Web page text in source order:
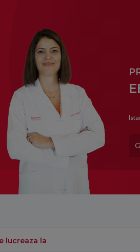
lucreaza la